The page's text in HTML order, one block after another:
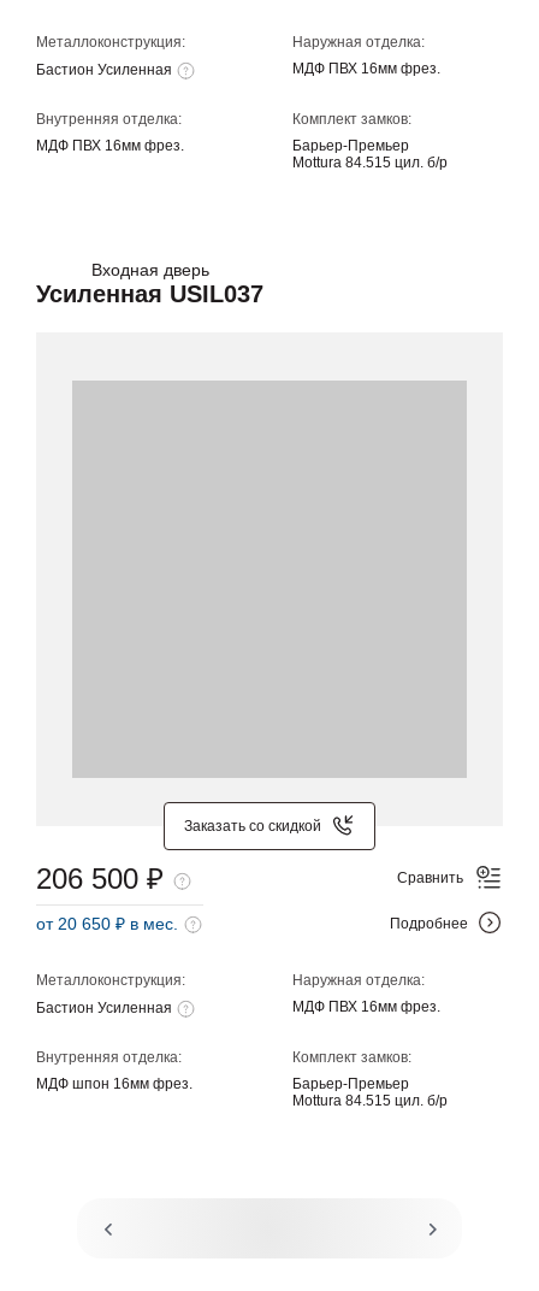
Металлоконструкция:
Бастион Усиленная
Наружная отделка:
МДФ ПВХ 16мм фрез.
Внутренняя отделка:
МДФ ПВХ 16мм фрез.
Комплект замков:
Барьер-Премьер
Mottura 84.515 цил. б/р
Входная дверь
Усиленная USIL037
Заказать со скидкой
Металлоконструкция:
Бастион Усиленная
Наружная отделка:
МДФ ПВХ 16мм фрез.
Внутренняя отделка:
МДФ шпон 16мм фрез.
Комплект замков:
Барьер-Премьер
Mottura 84.515 цил. б/р
206 500 ₽
от 20 650 ₽ в мес.
Сравнить
Подробнее